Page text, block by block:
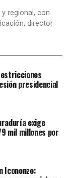
regional, con
director
presidencial
exige
mil millones por
Icononzo: